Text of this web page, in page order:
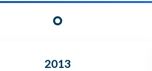
2013